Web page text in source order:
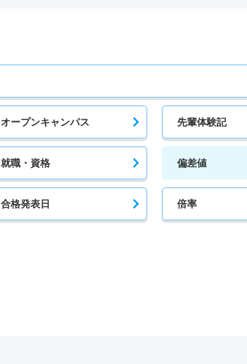
オープンキャンパス 先輩体験記
就職・資格 偏差値
合格発表日 倍率